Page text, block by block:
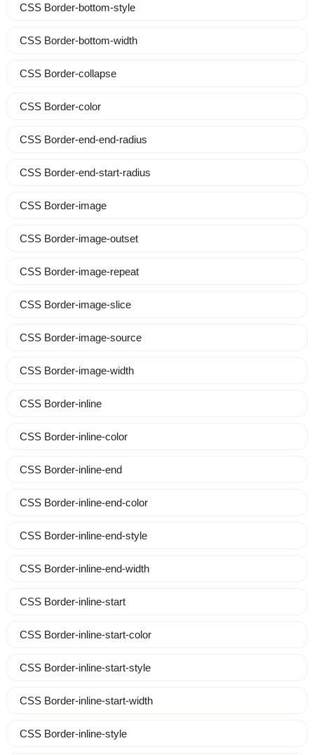
CSS Border-bottom-style
CSS Border-bottom-width
CSS Border-collapse
CSS Border-color
CSS Border-end-end-radius
CSS Border-end-start-radius
CSS Border-image
CSS Border-image-outset
CSS Border-image-repeat
CSS Border-image-slice
CSS Border-image-source
CSS Border-image-width
CSS Border-inline
CSS Border-inline-color
CSS Border-inline-end
CSS Border-inline-end-color
CSS Border-inline-end-style
CSS Border-inline-end-width
CSS Border-inline-start
CSS Border-inline-start-color
CSS Border-inline-start-style
CSS Border-inline-start-width
CSS Border-inline-style